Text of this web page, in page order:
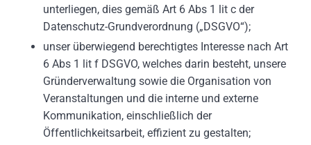
unterliegen, dies gemäß Art 6 Abs 1 lit c der
Datenschutz-Grundverordnung („DSGVO“);
unser überwiegend berechtigtes Interesse nach Art
6 Abs 1 lit f DSGVO, welches darin besteht, unsere
Gründerverwaltung sowie die Organisation von
Veranstaltungen und die interne und externe
Kommunikation, einschließlich der
Öffentlichkeitsarbeit, effizient zu gestalten;